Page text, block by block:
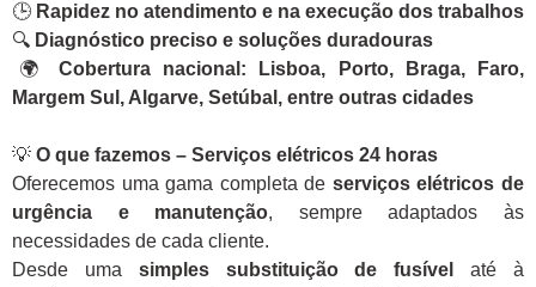
🕒 Rapidez no atendimento e na execução dos trabalhos
🔍 Diagnóstico preciso e soluções duradouras
🌍 Cobertura nacional: Lisboa, Porto, Braga, Faro,
Margem Sul, Algarve, Setúbal, entre outras cidades
💡 O que fazemos – Serviços elétricos 24 horas
Oferecemos uma gama completa de serviços elétricos de
urgência e manutenção, sempre adaptados às
necessidades de cada cliente.
Desde uma simples substituição de fusível
até à